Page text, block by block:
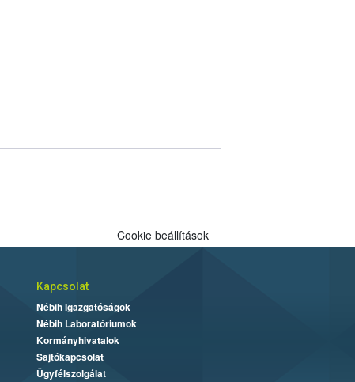
Cookie beállítások
Kapcsolat
Nébih Igazgatóságok
Nébih Laboratóriumok
Kormányhivatalok
Sajtókapcsolat
Ügyfélszolgálat